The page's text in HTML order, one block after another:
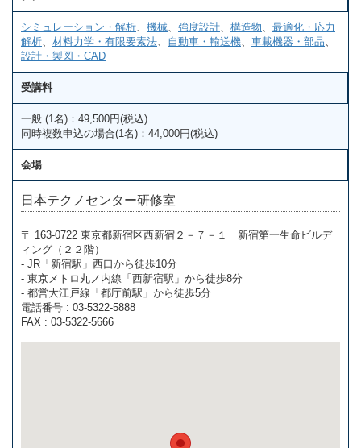
シミュレーション・解析、 機械、 強度設計、 構造物、 最適化・応力
解析、 材料力学・有限要素法、 自動車・輸送機、 車載機器・部品、
設計・製図・CAD
受講料
一般 (1名)：49,500円(税込)
同時複数申込の場合(1名)：44,000円(税込)
会場
日本テクノセンター研修室
〒 163-0722 東京都新宿区西新宿２－７－１ 新宿第一生命ビルデ
ィング（２２階）
- JR「新宿駅」西口から徒歩10分
- 東京メトロ丸ノ内線「西新宿駅」から徒歩8分
- 都営大江戸線「都庁前駅」から徒歩5分
電話番号 : 03-5322-5888
FAX : 03-5322-5666